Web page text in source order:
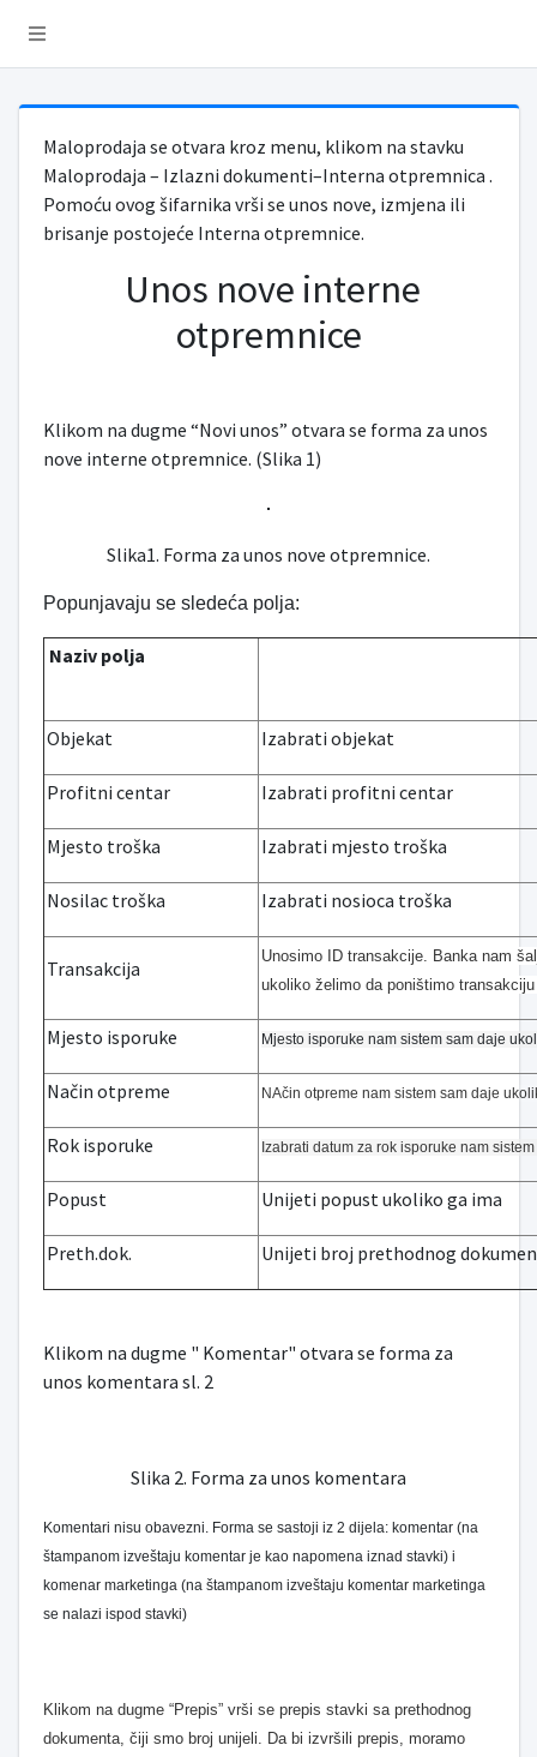
Maloprodaja se otvara kroz menu, klikom na stavku
Maloprodaja – Izlazni dokumenti–Interna otpremnica .
Pomoću ovog šifarnika vrši se unos nove, izmjena ili
brisanje postojeće Interna otpremnice.
Unos nove interne
otpremnice
Klikom na dugme “Novi unos” otvara se forma za unos
nove interne otpremnice. (Slika 1)
Slika1. Forma za unos nove otpremnice.
Popunjavaju se sledeća polja:
Naziv polja
Objekat Izabrati objekat
Profitni centar Izabrati profitni centar
Mjesto troška Izabrati mjesto troška
Nosilac troška Izabrati nosioca troška
Transakcija
Unosimo ID transakcije. Banka nam
ukoliko želimo da poništimo
Mjesto isporuke Mjesto isporuke nam sistem sam daje
Način otpreme NAčin otpreme nam sistem sam daje
Rok isporuke Izabrati datum za rok isporuke nam
Popust Unijeti popust ukoliko ga ima
Preth.dok. Unijeti broj prethodnog
Klikom na dugme " Komentar" otvara se forma za
unos komentara sl. 2
Slika 2. Forma za unos komentara
Komentari nisu obavezni. Forma se sastoji iz 2 dijela: komentar (na
štampanom izveštaju komentar je kao napomena iznad stavki) i
komenar marketinga (na štampanom izveštaju komentar marketinga
se nalazi ispod stavki)
Klikom na dugme “Prepis” vrši se prepis stavki sa prethodnog
dokumenta, čiji smo broj unijeli. Da bi izvršili prepis, moramo